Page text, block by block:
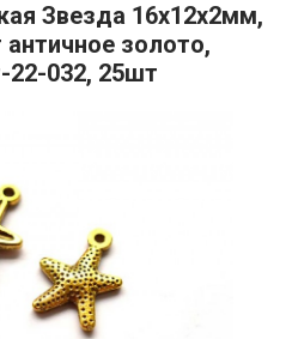
Звезда 16х12х2мм,
золото,
22-032, 25шт